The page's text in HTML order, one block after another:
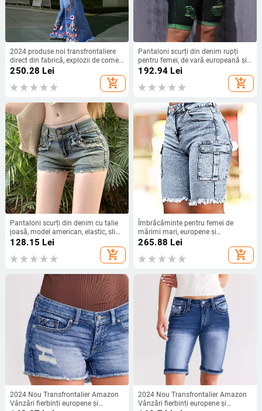
2024 produse noi transfrontaliere
direct din fabrică, explozii de comerț
exterior europene și americane,
elasticitate ridicată, pentru femei
250.28 Lei
add_shopping_cart
Pantaloni scurți din denim rupți
pentru femei, de vară europeană și
americană, de la Independent
Station, transfrontalieri, noi, pentru
femei, cu talie medie și elastică,
192.94 Lei
add_shopping_cart
Pantaloni scurți din denim cu talie
joasă, model american, elastic, slim
fit, cu șold drept, super scurți
128.15 Lei
add_shopping_cart
Îmbrăcăminte pentru femei de
mărimi mari, europene și
americane, în stoc, cu talie înaltă,
spălate cu elastic, buzunar lateral și
elasticitate ridicată, Amazon Cross-
265.88 Lei
add_shopping_cart
2024 Nou Transfrontalier Amazon
Vânzări fierbinți europene și
2024 Nou Transfrontalier Amazon
Vânzări fierbinți europene și